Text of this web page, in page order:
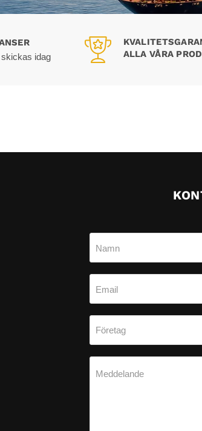
idag
ALLA VÅRA
Namn
Email
Företag
Meddelande